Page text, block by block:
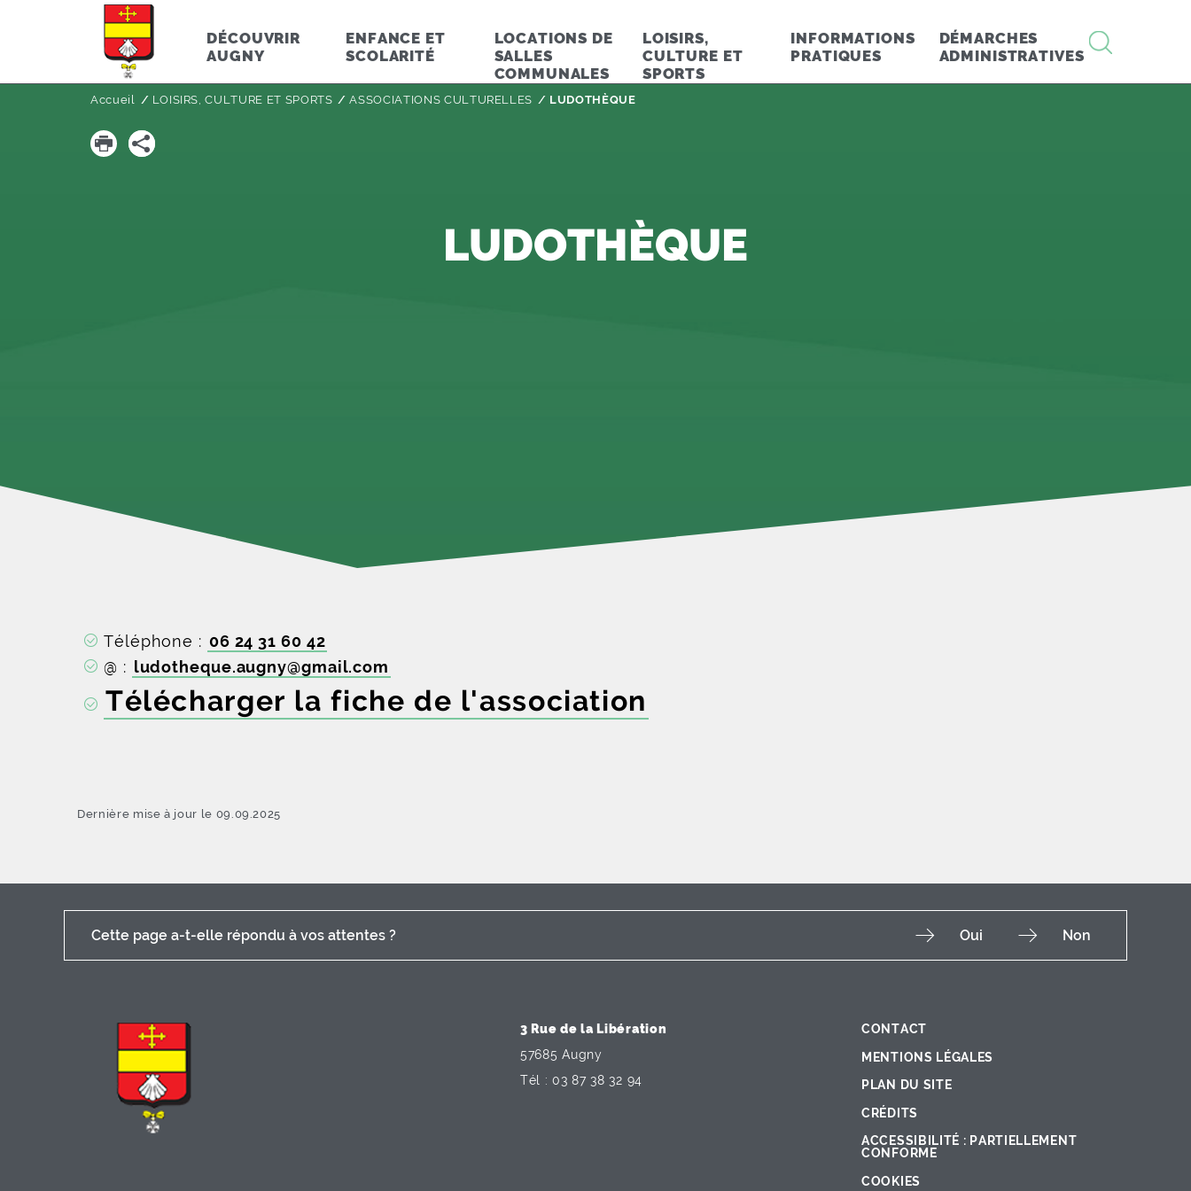
DÉCOUVRIR
AUGNY
ENFANCE ET
SCOLARITÉ
LOCATIONS DE
SALLES
COMMUNALES
LOISIRS,
CULTURE ET
SPORTS
INFORMATIONS
PRATIQUES
DÉMARCHES
ADMINISTRATIVES
Accueil LOISIRS, CULTURE ET SPORTS ASSOCIATIONS CULTURELLES Page active :
LUDOTHÈQUE
LUDOTHÈQUE
Téléphone : 06 24 31 60 42
@ : ludotheque.augny@gmail.com
Télécharger la fiche de l'association
Dernière mise à jour le 09.09.2025
Cette page a-t-elle répondu à vos attentes ? Non
Oui
3 Rue de la Libération
57685 Augny
Tél : 03 87 38 32 94
CONTACT
MENTIONS LÉGALES
PLAN DU SITE
CRÉDITS
ACCESSIBILITÉ : PARTIELLEMENT
CONFORME
COOKIES